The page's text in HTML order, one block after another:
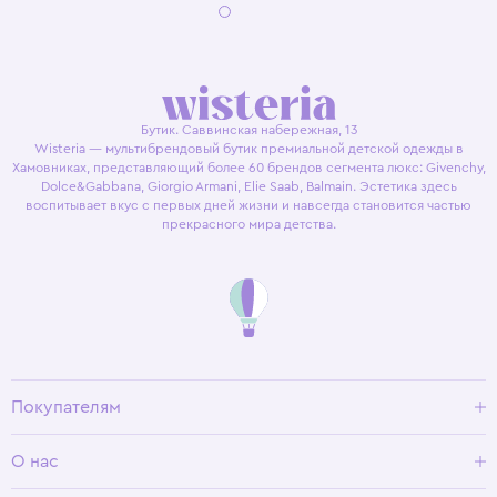
Бутик. Саввинская набережная, 13
Wisteria — мультибрендовый бутик премиальной детской одежды в
Хамовниках, представляющий более 60 брендов сегмента люкс: Givenchy,
Dolce&Gabbana, Giorgio Armani, Elie Saab, Balmain. Эстетика здесь
воспитывает вкус с первых дней жизни и навсегда становится частью
прекрасного мира детства.
Покупателям
Условия возврата
О нас